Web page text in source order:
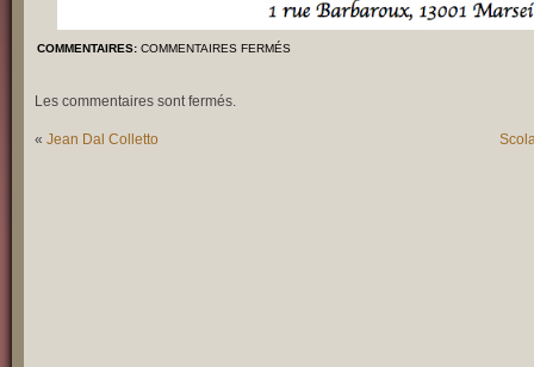
COMMENTAIRES: COMMENTAIRES FERMÉS
Les commentaires sont fermés.
« Jean Dal Colletto